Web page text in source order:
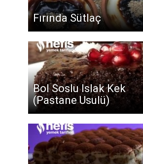
Fırında Sütlaç
Bol Soslu Islak Kek
(Pastane Usulü)